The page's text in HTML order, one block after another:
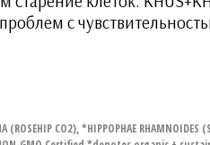
с
CO2), *HIPPOPHAE RHAMNOIDES